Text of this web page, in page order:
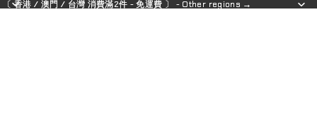
〔 香港 / 澳門 / 台灣 消費滿2件 - 免運費 〕 - Other regions →
〔 香港 / 澳門 / 台灣 消費滿2件 - 免運費 〕 - Other regions →